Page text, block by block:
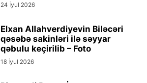
24 İyul 2026
Elxan Allahverdiyevin Biləcəri
qəsəbə sakinləri ilə səyyar
qəbulu keçirilib – Foto
18 İyul 2026